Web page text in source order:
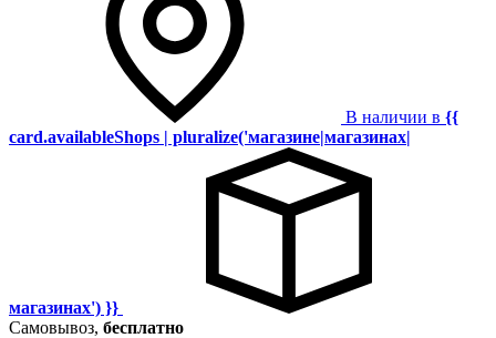
В наличии в {{
card.availableShops | pluralize('магазине|магазинах|
магазинах') }}
Самовывоз, бесплатно